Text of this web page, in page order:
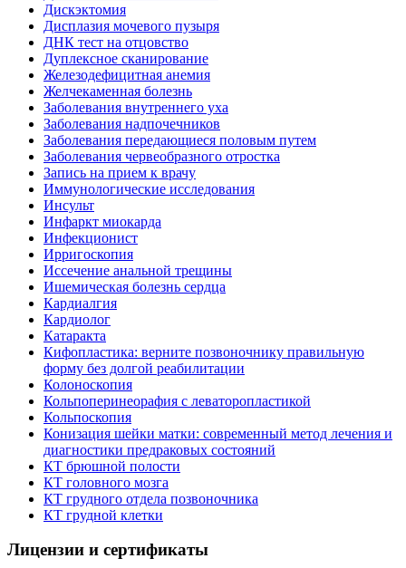
Дискэктомия
Дисплазия мочевого пузыря
ДНК тест на отцовство
Дуплексное сканирование
Железодефицитная анемия
Желчекаменная болезнь
Заболевания внутреннего уха
Заболевания надпочечников
Заболевания передающиеся половым путем
Заболевания червеобразного отростка
Запись на прием к врачу
Иммунологические исследования
Инсульт
Инфаркт миокарда
Инфекционист
Ирригоскопия
Иссечение анальной трещины
Ишемическая болезнь сердца
Кардиалгия
Кардиолог
Катаракта
Кифопластика: верните позвоночнику правильную
форму без долгой реабилитации
Колоноскопия
Кольпоперинеорафия с леваторопластикой
Кольпоскопия
Конизация шейки матки: современный метод лечения и
диагностики предраковых состояний
КТ брюшной полости
КТ головного мозга
КТ грудного отдела позвоночника
КТ грудной клетки
Лицензии и сертификаты